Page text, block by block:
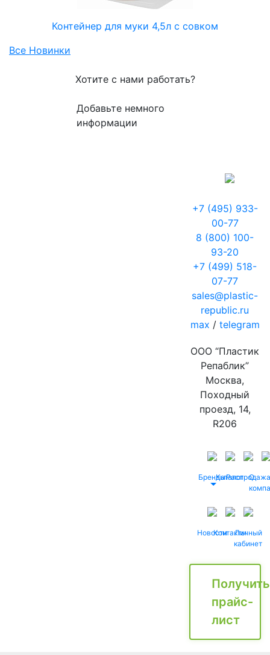
Контейнер для муки 4,5л с совком
Все Новинки
Хотите с нами работать?
Добавьте немного
информации
+7 (495) 933-
00-77
8 (800) 100-
93-20
+7 (499) 518-
07-77
sales@plastic-
republic.ru
max / telegram
ООО “Пластик
Репаблик”
Москва,
Походный
проезд, 14,
R206
БрендыКаталог
Распродажа
О
НовостиКонтактыЛичный
кабинет
Получить
прайс-
лист